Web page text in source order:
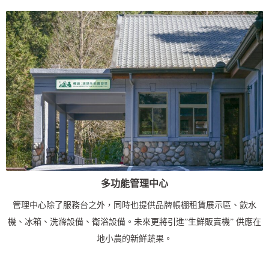
多功能管理中心
管理中心除了服務台之外，同時也提供品牌帳棚租賃展示區、飲水
機、冰箱、洗滌設備、衛浴設備。未來更將引進”生鮮販賣機” 供應在
地小農的新鮮蔬果。